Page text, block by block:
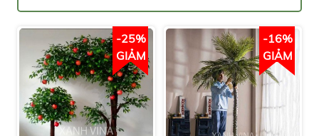
-25%
GIẢM
-16%
GIẢM